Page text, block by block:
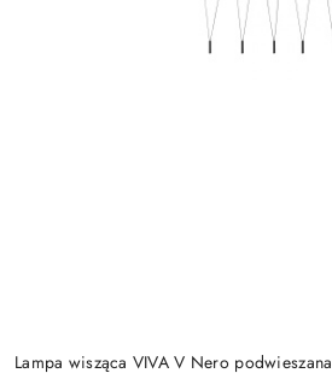
Lampa wisząca VIVA V Nero